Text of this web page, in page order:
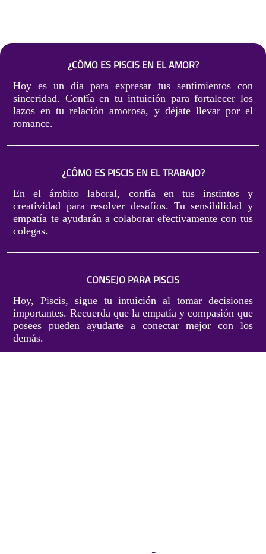
¿CÓMO ES PISCIS EN EL AMOR?
Hoy es un día para expresar tus sentimientos con
sinceridad. Confía en tu intuición para fortalecer los
lazos en tu relación amorosa, y déjate llevar por el
romance.
¿CÓMO ES PISCIS EN EL TRABAJO?
En el ámbito laboral, confía en tus instintos y
creatividad para resolver desafíos. Tu sensibilidad y
empatía te ayudarán a colaborar efectivamente con tus
colegas.
CONSEJO PARA PISCIS
Hoy, Piscis, sigue tu intuición al tomar decisiones
importantes. Recuerda que la empatía y compasión que
posees pueden ayudarte a conectar mejor con los
demás.